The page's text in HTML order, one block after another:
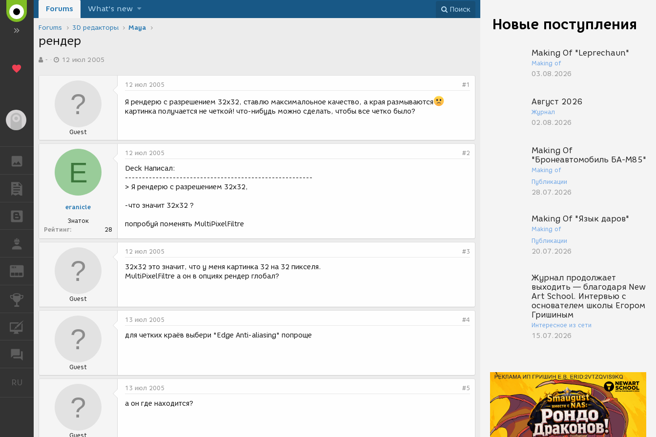
ГАЛЕРЕЯ
ПУБЛИКАЦИИ
REN
КОНКУРСЫ
RU
Новые поступления
Making Of "Leprechaun"
Making of
03.08.2026
Август 2026
Журнал
02.08.2026
Making Of
"Бронеавтомобиль БА-М85"
Making of
Публикации
28.07.2026
Making Of "Язык даров"
Making of
Публикации
20.07.2026
Журнал продолжает
выходить — благодаря New
Art School. Интервью с
основателем школы Егором
Гришиным
Интересное из сети
15.07.2026
Forums What's new Поиск
Forums 3D редакторы Maya
рендер
в-
а
и
12 июл 2005
Guest
12 июл 2005 #1
Я рендерю с разрешением 32x32, ставлю максималоьное качество, а края размываются
картинка получается не четкой! что-нибудь можно сделать, чтобы все четко было?
E
eranicle
Знаток
Рейтинг
28
12 июл 2005 #2
Deck Написал:
-------------------------------------------------------
> Я рендерю с разрешением 32x32,
-что значит 32x32 ?
попробуй поменять MultiPixelFiltre
Guest
12 июл 2005 #3
32x32 это значит, что у меня картинка 32 на 32 пикселя.
MultiPixelFiltre а он в опциях рендер глобал?
Guest
13 июл 2005 #4
для четких краёв выбери "Edge Anti-aliasing" попроще
Guest
13 июл 2005 #5
а он где находится?